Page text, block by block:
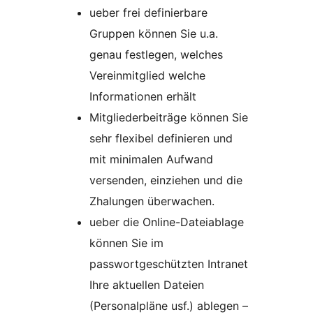
ueber frei definierbare
Gruppen können Sie u.a.
genau festlegen, welches
Vereinmitglied welche
Informationen erhält
Mitgliederbeiträge können Sie
sehr flexibel definieren und
mit minimalen Aufwand
versenden, einziehen und die
Zhalungen überwachen.
ueber die Online-Dateiablage
können Sie im
passwortgeschützten Intranet
Ihre aktuellen Dateien
(Personalpläne usf.) ablegen –